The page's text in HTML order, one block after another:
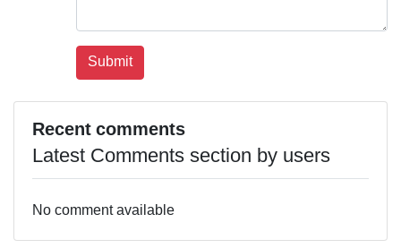
Recent comments
Latest Comments section by users
No comment available